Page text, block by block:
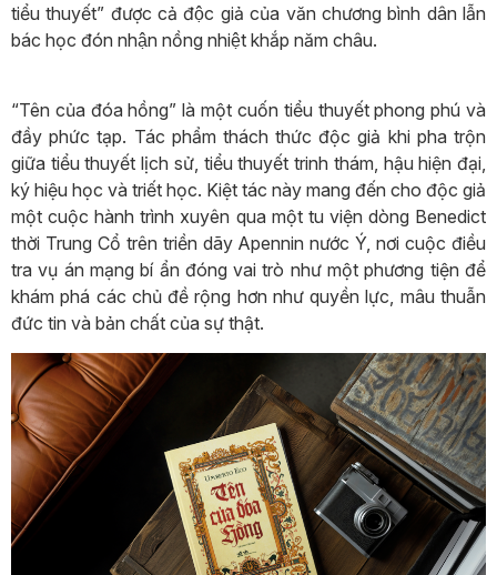
tiểu thuyết” được cả độc giả của văn chương bình dân lẫn
bác học đón nhận nồng nhiệt khắp năm châu.
“Tên của đóa hồng” là một cuốn tiểu thuyết phong phú và
đầy phức tạp. Tác phẩm thách thức độc giả khi pha trộn
giữa tiểu thuyết lịch sử, tiểu thuyết trinh thám, hậu hiện đại,
ký hiệu học và triết học. Kiệt tác này mang đến cho độc giả
một cuộc hành trình xuyên qua một tu viện dòng Benedict
thời Trung Cổ trên triền dãy Apennin nước Ý, nơi cuộc điều
tra vụ án mạng bí ẩn đóng vai trò như một phương tiện để
khám phá các chủ đề rộng hơn như quyền lực, mâu thuẫn
đức tin và bản chất của sự thật.